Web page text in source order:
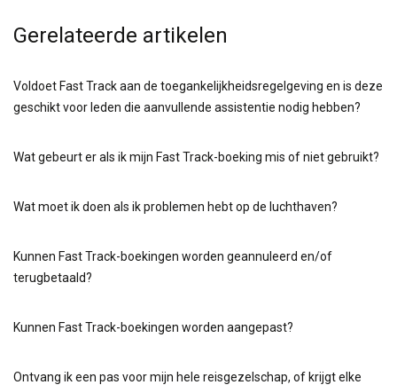
Gerelateerde artikelen
Voldoet Fast Track aan de toegankelijkheidsregelgeving en is deze
geschikt voor leden die aanvullende assistentie nodig hebben?
Wat gebeurt er als ik mijn Fast Track-boeking mis of niet gebruikt?
Wat moet ik doen als ik problemen hebt op de luchthaven?
Kunnen Fast Track-boekingen worden geannuleerd en/of
terugbetaald?
Kunnen Fast Track-boekingen worden aangepast?
Ontvang ik een pas voor mijn hele reisgezelschap, of krijgt elke